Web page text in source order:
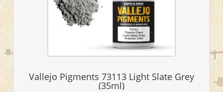
Vallejo Pigments 73113 Light Slate Grey
(35ml)